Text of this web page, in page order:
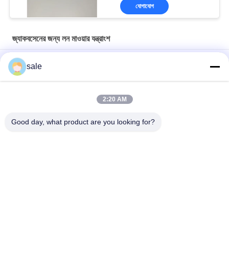
যোগাযোগ
জ্যাকবসেনের জন্য লন মাওয়ার যন্ত্রাংশ
লন মাওয়ার পার্ট ফিক্সেশন 1 হোল মোল্ড কোর পিন G524118 জ্যাকবসেন ফিট করে
Gk0071000152 মেটাল ফ্ল্যাট হেড ফাস্টেনার লন কাটার যন্ত্রাংশ জ্যাকবসেন ঘাসের
sale
2:20 AM
Good day, what product are you looking for?